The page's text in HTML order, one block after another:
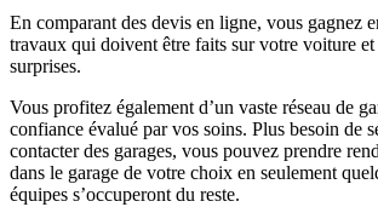
En comparant des devis en ligne, vous gagnez
travaux qui doivent être faits sur votre voiture et
surprises.
Vous profitez également d’un vaste réseau de
confiance évalué par vos soins. Plus besoin de
contacter des garages, vous pouvez prendre
dans le garage de votre choix en seulement
équipes s’occuperont du reste.